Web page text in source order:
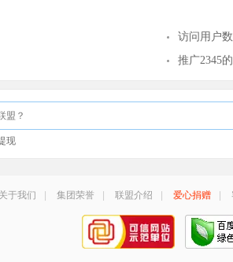
访问用户
推广2345
现
关于我们 集团荣誉 联盟介绍 爱心捐赠